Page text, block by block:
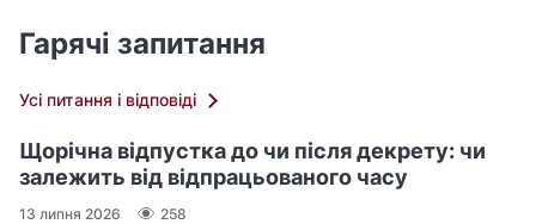
Гарячі запитання
Усі питання і відповіді
Щорічна відпустка до чи після декрету: чи
залежить від відпрацьованого часу
13 липня 2026 258